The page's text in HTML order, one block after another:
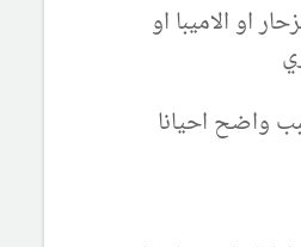
او الاميبا او
واضح احيانا